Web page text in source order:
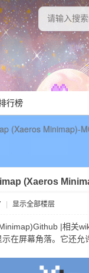
行榜
(Xaeros Minimap)-
(Xaeros
显示全部楼层
|相关
在屏幕角落。它还允